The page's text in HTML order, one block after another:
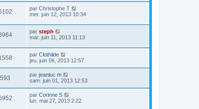
par Christophe T
mer. juin 12, 2013 10:34
par steph
mar. juin 11, 2013 11:13
par Clothilde
jeu. juin 06, 2013 12:57
par jeanluc m
sam. juin 01, 2013 12:53
par Corinne S
lun. mai 27, 2013 2:22